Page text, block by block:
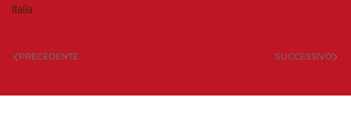
Italia
PRECEDENTE SUCCESSIVO